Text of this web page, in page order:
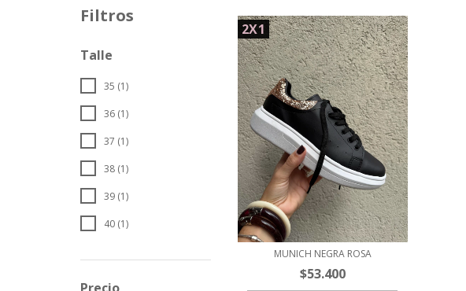
Filtros
Talle
35 (1)
36 (1)
37 (1)
38 (1)
39 (1)
40 (1)
2X1
MUNICH NEGRA ROSA
$53.400